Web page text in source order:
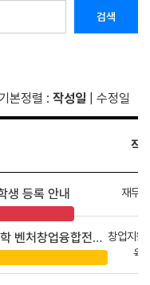
검색
기본정렬 : 작성일 수정일
작
등록 안내 재무
창업융합전공 안내
창업지원
육